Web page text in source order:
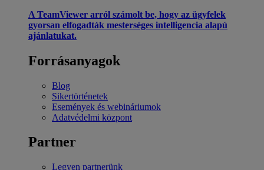
A TeamViewer arról számolt be, hogy az ügyfelek
gyorsan elfogadták mesterséges intelligencia alapú
ajánlatukat.
Forrásanyagok
Blog
Sikertörténetek
Események és webináriumok
Adatvédelmi központ
Partner
Legyen partnerünk